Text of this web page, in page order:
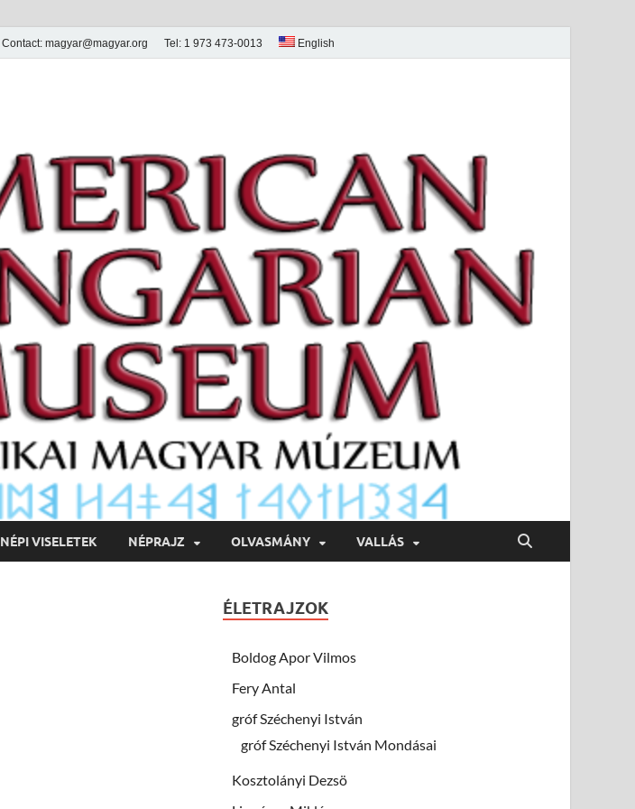
Contact: magyar@magyar.org Tel: 1 973 473-0013 English
NÉPI VISELETEK NÉPRAJZ OLVASMÁNY VALLÁS
ÉLETRAJZOK
Boldog Apor Vilmos
Fery Antal
gróf Széchenyi István
gróf Széchenyi István Mondásai
Kosztolányi Dezsö